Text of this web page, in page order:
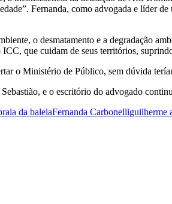
Fernanda, como advogada e líder
o desmatamento e a degradação
que cuidam de seus territórios,
o Ministério de Público, sem dúvida
e o escritório do advogado
da baleiaFernanda Carbonelliguilherme